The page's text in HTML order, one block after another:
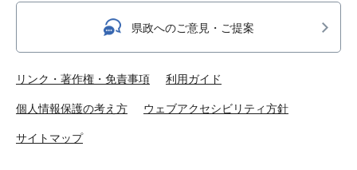
県政へのご意見・ご提案
リンク・著作権・免責事項 利用ガイド
個人情報保護の考え方 ウェブアクセシビリティ方針
サイトマップ